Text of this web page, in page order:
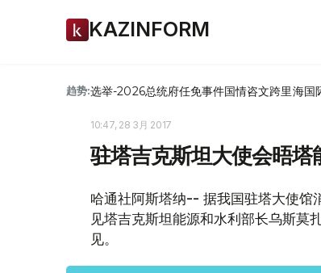
KAZINFORM
趋势:选举-2026总统府任免事件国情咨文跨里海国
10:47, 28 3月 2017
驻塔吉克斯坦大使会晤塔
哈通社阿斯塔纳-- 据我国驻塔大使馆
见塔吉克斯坦能源和水利部长乌斯莫
见。